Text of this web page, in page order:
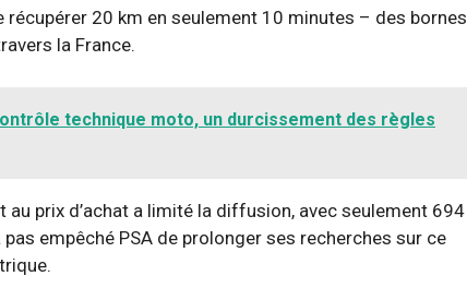
20 km en seulement 10 minutes – des bornes
la France.
technique moto, un durcissement des règles
prix d’achat a limité la diffusion, avec seulement 694
empêché PSA de prolonger ses recherches sur ce